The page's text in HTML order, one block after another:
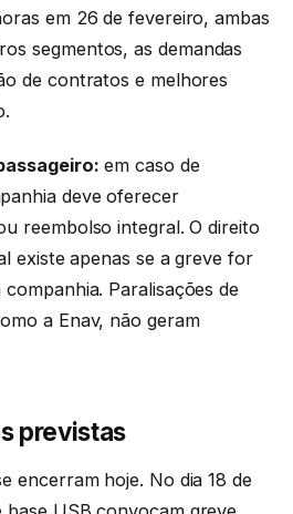
em 26 de fevereiro, ambas
segmentos, as demandas
de contratos e melhores
em caso de
deve oferecer
reembolso integral. O direito
existe apenas se a greve for
Paralisações de
a Enav, não geram
previstas
encerram hoje. No dia 18 de